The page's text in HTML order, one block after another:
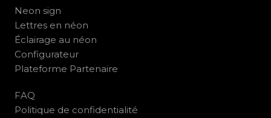
Neon sign
Lettres en néon
Éclairage au néon
Configurateur
Plateforme Partenaire
FAQ
Politique de confidentialité